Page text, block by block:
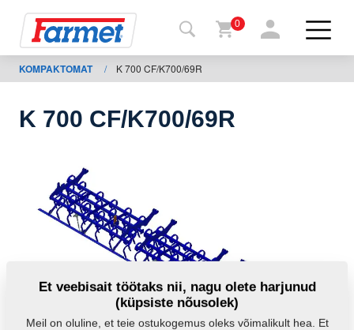
Farmeti
Minu
masinad
Allalaadimiseks
0
KOMPAKTOMAT / K 700 CF/K700/69R
K 700 CF/K700/69R
Et veebisait töötaks nii, nagu olete harjunud
(küpsiste nõusolek)
Meil on oluline, et teie ostukogemus oleks võimalikult hea. Et